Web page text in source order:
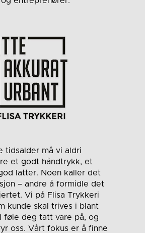
tidsalder må vi aldri
et godt håndtrykk, et
latter. Noen kaller det
– andre å formidle det
Vi på Flisa Trykkeri
kunde skal trives i blant
føle deg tatt vare på, og
oss. Vårt fokus er å finne